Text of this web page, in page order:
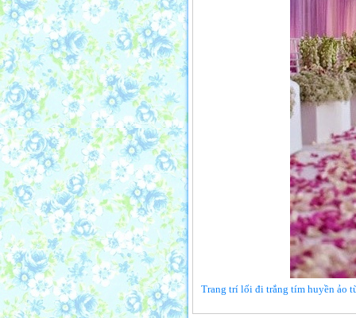
Trang trí lối đi trắng tím huyền ảo